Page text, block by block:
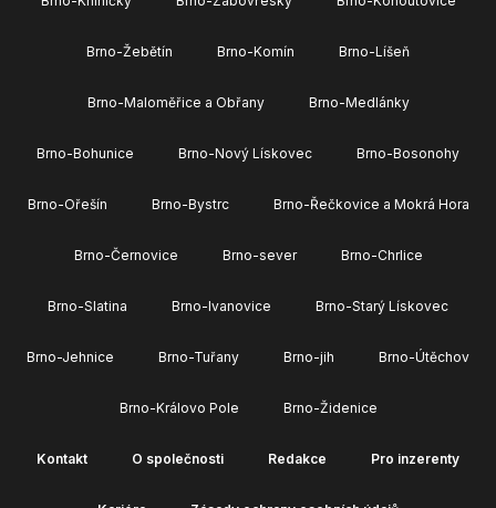
Brno-Žebětín Brno-Komín Brno-Líšeň
Brno-Maloměřice a Obřany Brno-Medlánky
Brno-Bohunice Brno-Nový Lískovec Brno-Bosonohy
Brno-Ořešín Brno-Bystrc Brno-Řečkovice a Mokrá Hora
Brno-Černovice Brno-sever Brno-Chrlice
Brno-Slatina Brno-Ivanovice Brno-Starý Lískovec
Brno-Jehnice Brno-Tuřany Brno-jih Brno-Útěchov
Brno-Královo Pole Brno-Židenice
Kontakt O společnosti Redakce Pro inzerenty